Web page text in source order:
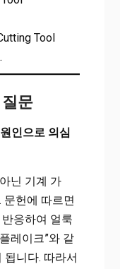
Tool
문
인으로 의심
닌 기계 가
문헌에 따르면
응하여 얼룩
레이크”와 같
니다. 따라서